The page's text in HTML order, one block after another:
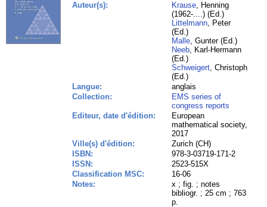
Auteur(s): Krause, Henning
(1962-....) (Ed.)
Littelmann, Peter
(Ed.)
Malle, Gunter (Ed.)
Neeb, Karl-Hermann
(Ed.)
Schweigert, Christoph
(Ed.)
Langue:
anglais
Collection:
EMS series of
congress reports
Editeur, date d'édition:
European
mathematical society,
2017
Ville(s) d'édition:
Zurich (CH)
ISBN:
978-3-03719-171-2
ISSN:
2523-515X
Classification MSC:
16-06
Notes:
x ; fig. ; notes
bibliogr. ; 25 cm ; 763
p.